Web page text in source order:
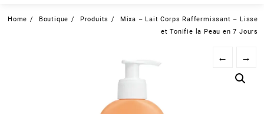
Home Boutique Produits
Mixa – Lait Corps Raffermissant – Lisse
et Tonifie la Peau en 7 Jours
← →